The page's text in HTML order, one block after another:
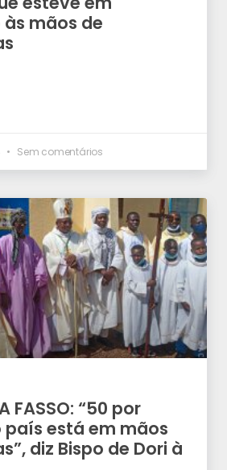
mãos de
Sem comentários
FASSO: “50 por
está em mãos
diz Bispo de Dori à